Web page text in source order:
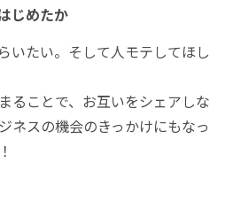
じめたか
いたい。そして人モテしてほし
ることで、お互いをシェアしな
ネスの機会のきっかけにもなっ